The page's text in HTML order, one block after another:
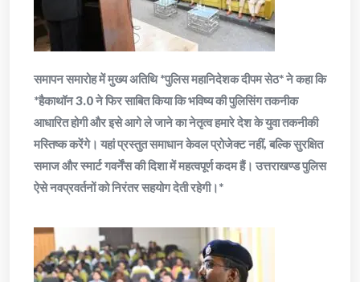
समापन समारोह में मुख्य अतिथि *पुलिस महानिदेशक दीपम सेठ* ने कहा कि
*हैकाथॉन 3.0 ने फिर साबित किया कि भविष्य की पुलिसिंग तकनीक
आधारित होगी और इसे आगे ले जाने का नेतृत्व हमारे देश के युवा तकनीकी
मस्तिष्क करेंगे। यहां प्रस्तुत समाधान केवल प्रोजेक्ट नहीं, बल्कि सुरक्षित
समाज और स्मार्ट गवर्नेंस की दिशा में महत्वपूर्ण कदम हैं। उत्तराखण्ड पुलिस
ऐसे नवप्रवर्तनों को निरंतर सहयोग देती रहेगी।*